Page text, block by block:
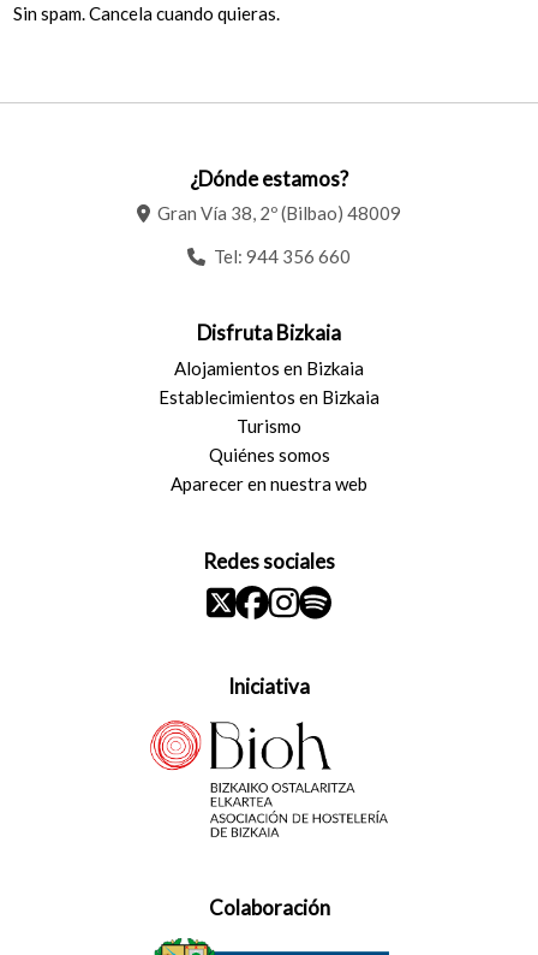
Sin spam. Cancela cuando quieras.
¿Dónde estamos?
Gran Vía 38, 2º (Bilbao) 48009
Tel: 944 356 660
Disfruta Bizkaia
Alojamientos en Bizkaia
Establecimientos en Bizkaia
Turismo
Quiénes somos
Aparecer en nuestra web
Redes sociales
Iniciativa
Colaboración